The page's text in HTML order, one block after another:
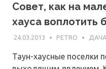
Совет, как на
хауса воплотить
24.03.2013 PETRO
Таун-хаусные поселки